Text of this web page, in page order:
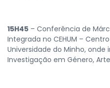
15H45 – Conferência de
Integrada no CEHUM –
Universidade do Minho, onde
Investigação em Género,